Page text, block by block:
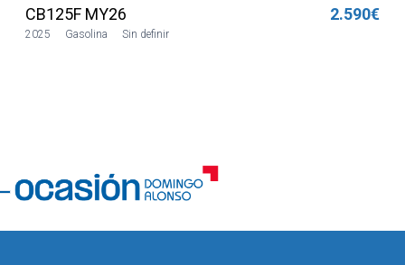
CB125F MY26
2025 Gasolina Sin definir
2.590€